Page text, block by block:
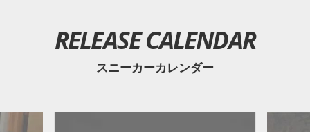
RELEASE CALENDAR
スニーカーカレンダー